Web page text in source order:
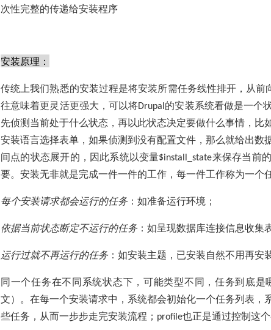
次性完整的传递给安装程序
安装原理：
传统上我们熟悉的安装过程是将安装所需任务线性排开，从前
往意味着更灵活更强大，可以将Drupal 的安装系统看做是一个
先侦测当前处于什么状态，再以此状态决定要做什么事情，比
安装语言选择表单，如果侦测到没有配置文件，那么就给出数
间点的状态展开的，因此系统以变量$install_state来保存当前
要。安装无非就是完成一件一件的工作，每一件工作称为一个
每个安装请求都会运行的任务：如准备运行环境；
依据当前状态断定不运行的任务：如呈现数据库连接信息收集
运行过就不再运行的任务：如安装主题，已安装自然不用再安
同一个任务在不同系统状态下，可能类型不同，任务到底
文）。在每一个安装请求中，系统都会初始化一个任务列表，
些任务，从而一步步走完安装流程； profile也正是通过控制这